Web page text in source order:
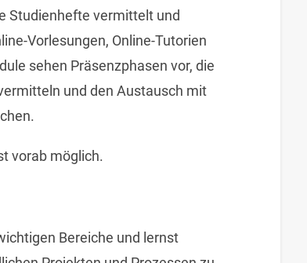
Studienhefte vermittelt und
Vorlesungen, Online-Tutorien
sehen Präsenzphasen vor, die
und den Austausch mit
vorab möglich.
Bereiche und lernst